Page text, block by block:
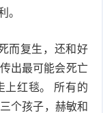
。
而复生，还和好
出最可能会死亡
上红毯。 所有的
个孩子，赫敏和